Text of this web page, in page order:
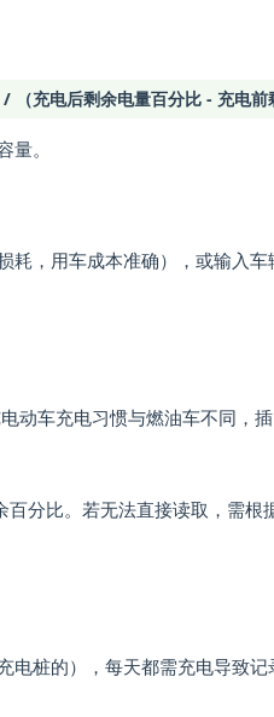
（充电后剩余电量百分比 - 充电前
。
耗，用车成本准确），或输入
动车充电习惯与燃油车不同，
分比。若无法直接读取，需
电桩的），每天都需充电导致